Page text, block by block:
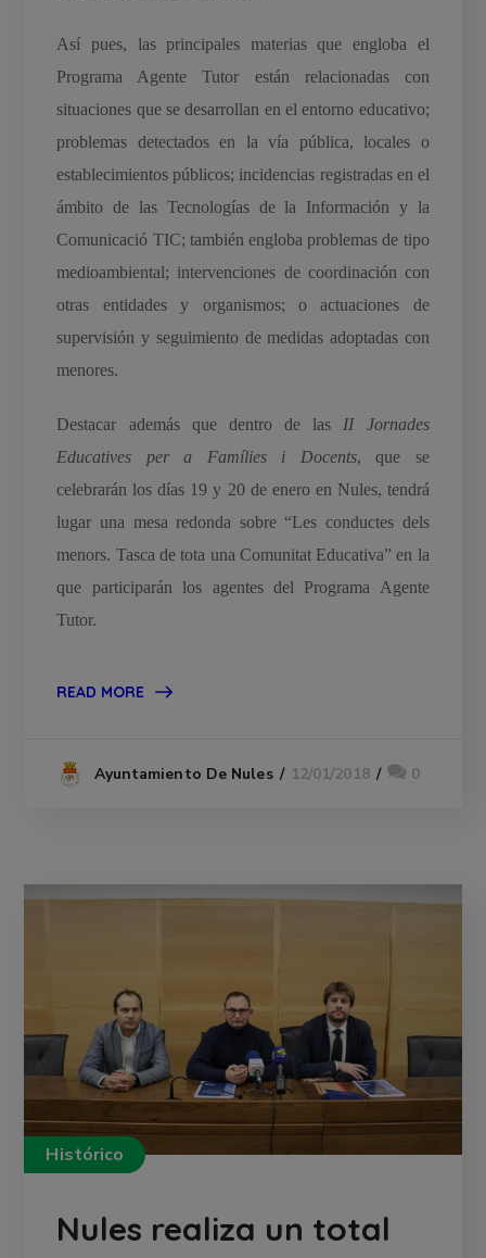
Así pues, las principales materias que engloba el
Programa Agente Tutor están relacionadas con
situaciones que se desarrollan en el entorno educativo;
problemas detectados en la vía pública, locales o
establecimientos públicos; incidencias registradas en el
ámbito de las Tecnologías de la Información y la
Comunicació TIC; también engloba problemas de tipo
medioambiental; intervenciones de coordinación con
otras entidades y organismos; o actuaciones de
supervisión y seguimiento de medidas adoptadas con
menores.
Destacar además que dentro de las II Jornades
Educatives per a Famílies i Docents, que se
celebrarán los días 19 y 20 de enero en Nules, tendrá
lugar una mesa redonda sobre “Les conductes dels
menors. Tasca de tota una Comunitat Educativa” en la
que participarán los agentes del Programa Agente
Tutor.
READ MORE
Ayuntamiento De Nules 12/01/2018 0
Histórico
Nules realiza un total